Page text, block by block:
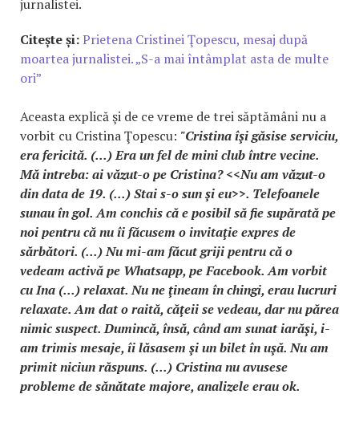
jurnalistei.
Citește și:Prietena Cristinei Ţopescu, mesaj după
moartea jurnalistei. „S-a mai întâmplat asta de multe
ori”
Aceasta explică şi de ce vreme de trei săptămâni nu a
vorbit cu Cristina Ţopescu: "Cristina îşi găsise serviciu,
era fericită. (...) Era un fel de mini club între vecine.
Mă intreba: ai văzut-o pe Cristina? <<Nu am văzut-o
din data de 19. (...) Stai s-o sun şi eu>>. Telefoanele
sunau în gol. Am conchis că e posibil să fie supărată pe
noi pentru că nu îi făcusem o invitaţie expres de
sărbători. (...) Nu mi-am făcut griji pentru că o
vedeam activă pe Whatsapp, pe Facebook. Am vorbit
cu Ina (...) relaxat. Nu ne ţineam în chingi, erau lucruri
relaxate. Am dat o raită, căţeii se vedeau, dar nu părea
nimic suspect. Dumincă, însă, când am sunat iarăşi, i-
am trimis mesaje, îi lăsasem şi un bilet în uşă. Nu am
primit niciun răspuns. (...) Cristina nu avusese
probleme de sănătate majore, analizele erau ok.